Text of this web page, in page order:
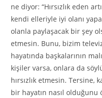
ne diyor: “Hırsızlık eden
kendi elleriyle iyi olanı
olanla paylaşacak bir şey
etmesin. Bunu, bizim
hayatında başkalarının
kişiler varsa, onlara da
hırsızlık etmesin. Tersine,
bir hayatın nasıl olduğunu